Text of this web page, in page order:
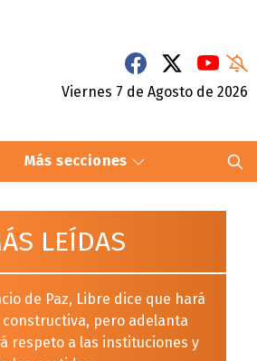
Viernes 7 de Agosto de 2026
Más secciones
LEÍDAS
de Paz, Libre dice que hará
constructiva, pero adelanta
respeto a las instituciones y